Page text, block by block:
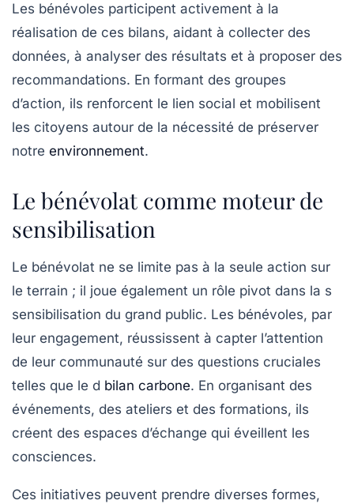
Les bénévoles participent activement à la
réalisation de ces bilans, aidant à collecter des
données, à analyser des résultats et à proposer des
recommandations. En formant des groupes
d’action, ils renforcent le lien social et mobilisent
les citoyens autour de la nécessité de préserver
notre environnement.
Le bénévolat comme moteur de
sensibilisation
Le bénévolat ne se limite pas à la seule action sur
le terrain ; il joue également un rôle pivot dans la s
sensibilisation du grand public. Les bénévoles, par
leur engagement, réussissent à capter l’attention
de leur communauté sur des questions cruciales
telles que le d bilan carbone. En organisant des
événements, des ateliers et des formations, ils
créent des espaces d’échange qui éveillent les
consciences.
Ces initiatives peuvent prendre diverses formes,